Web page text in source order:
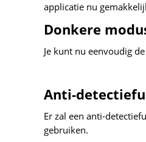
applicatie nu
Donkere
Je kunt nu eenvoudig
Anti-
Er zal een anti-
gebruiken.